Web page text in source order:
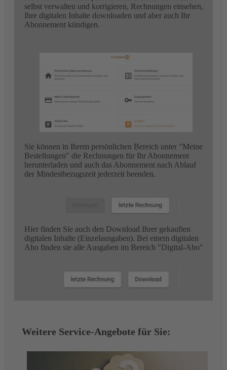
selbst verwalten und korrigieren, Rechnungen einsehen,
Ihre digitalen Inhalte downloaden und aber auch Ihr
Abonnement kündigen.
Sie können in Ihrem persönlichen Bereich unter "Meine
Bestellungen" die Rechnungen für Ihr Abonnement
herunterladen und auch das Abonnement nach Ablauf
der Mindestbezugszeit jederzeit beenden.
Hier finden Sie auch den Download Ihrer gekauften
digitalen Inhalte (Einzelausgaben). Bei einem digitalen
Abo finden sie alle Ausgaben im Bereich "Digital-Abo"
Weitere Service-Angebote für Sie: